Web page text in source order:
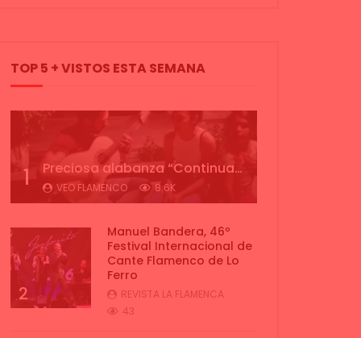
TOP 5 + VISTOS ESTA SEMANA
1 Preciosa alabanza “Continua” cantada por ALBA CORTES acompañada de IVAN a la guitarra | VEOFLAMENCO
VEO FLAMENCO 8.6K
2
Manuel Bandera, 46º
Festival Internacional de
Cante Flamenco de Lo
Ferro
REVISTA LA FLAMENCA
43